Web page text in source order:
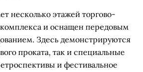
несколько этажей торгово-
комплекса и оснащен передовым
Здесь демонстрируются
проката, так и специальные
и фестивальное